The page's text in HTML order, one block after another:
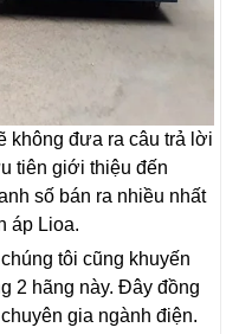
không đưa ra câu trả lời
tiên giới thiệu đến
số bán ra nhiều nhất
áp Lioa.
tôi cũng khuyến
2 hãng này. Đây đồng
gia ngành điện.